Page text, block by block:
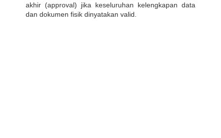
akhir (approval) jika keseluruhan kelengkapan data
dan dokumen fisik dinyatakan valid.